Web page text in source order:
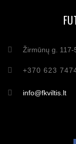
Žirmūnų g. 117-
+370 623
info@fkviltis.lt